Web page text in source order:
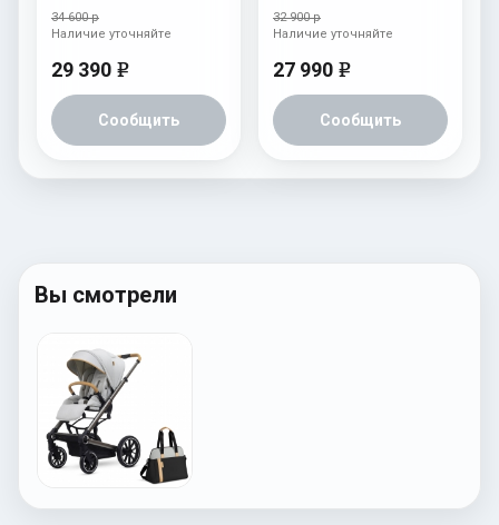
34 600 р
29 390 e
Сообщить
Наличие уточняйте
Pink
32 900 р
27 990 e
Сообщить
Наличие уточняйте
Вы смотрели